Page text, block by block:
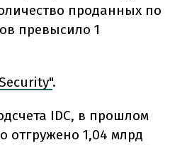
проданных по
превысило 1
.
IDC, в прошлом
отгружено 1,04 млрд